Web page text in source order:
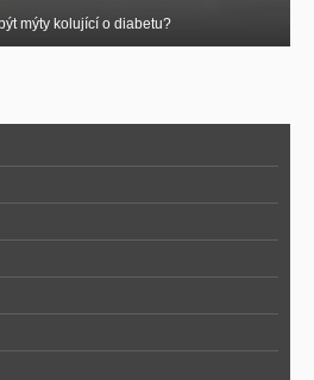
mýty kolující o diabetu?